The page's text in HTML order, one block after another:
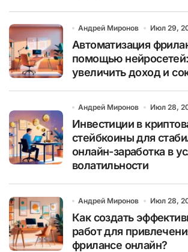
Андрей Миронов Июл 29,
Автоматизация
помощью
увеличить доход и
Андрей Миронов Июл 28,
Инвестиции в
стейбкоины для
онлайн-заработка в
волатильности
Андрей Миронов Июл 28,
Как создать
работ для
фрилансе онлайн?